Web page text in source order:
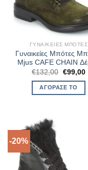
ΓΥΝΑΙΚΕΊΕΣ ΜΠΌΤΕΣ
Γυναικείες Μπότες
Mjus CAFE CHAIN
€132,00 Original
price
was:
€132,00.
€99,00Η
ΑΓΌΡΑΣΈ ΤΟ
-20%